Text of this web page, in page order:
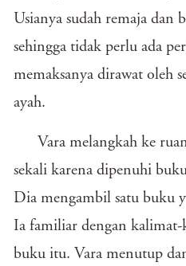
Usianya sudah remaja dan
sehingga tidak perlu ada
memaksanya dirawat oleh
ayah.
Vara melangkah ke
sekali karena dipenuhi
Dia mengambil satu buku
Ia familiar dengan
buku itu. Vara menutup